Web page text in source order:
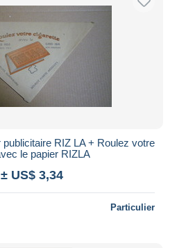
RIZ LA + Roulez votre
le papier RIZLA
± US$ 3,34
Particulier